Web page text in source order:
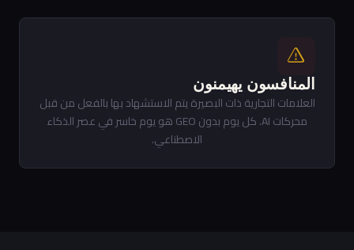
المنافسون يهيمنون
العلامات التجارية ذات البصيرة يتم الاستشهاد بها بالفعل من قبل
محركات AI. كل يوم بدون GEO هو يوم خاسر في عصر الذكاء
الاصطناعي.